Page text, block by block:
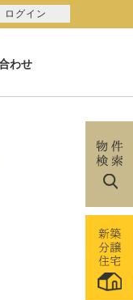
わせ
ログイン